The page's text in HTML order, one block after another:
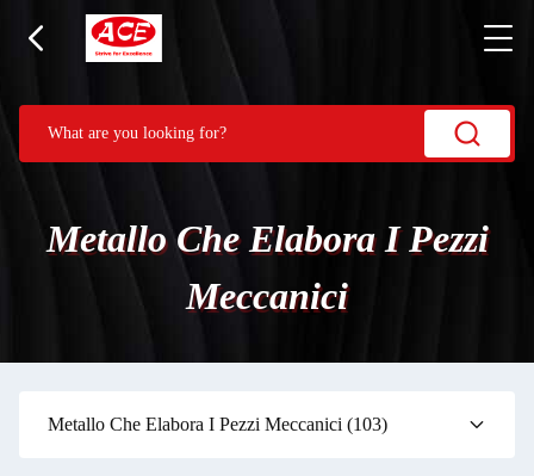
Metallo Che Elabora I Pezzi
Meccanici
Metallo Che Elabora I Pezzi Meccanici (103)